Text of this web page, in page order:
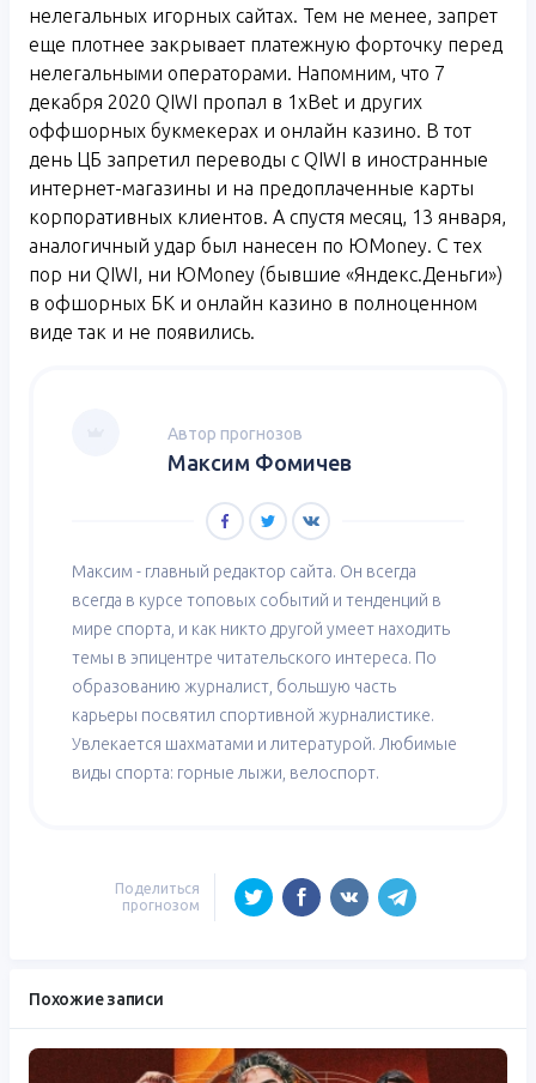
нелегальных игорных сайтах. Тем не менее, запрет
еще плотнее закрывает платежную форточку перед
нелегальными операторами. Напомним, что 7
декабря 2020 QIWI пропал в 1xBet и других
оффшорных букмекерах и онлайн казино. В тот
день ЦБ запретил переводы с QIWI в иностранные
интернет-магазины и на предоплаченные карты
корпоративных клиентов. А спустя месяц, 13 января,
аналогичный удар был нанесен по ЮMoney. С тех
пор ни QIWI, ни ЮMoney (бывшие «Яндекс.Деньги»)
в офшорных БК и онлайн казино в полноценном
виде так и не появились.
Автор прогнозов
Максим Фомичев
Максим - главный редактор сайта. Он всегда
всегда в курсе топовых событий и тенденций в
мире спорта, и как никто другой умеет находить
темы в эпицентре читательского интереса. По
образованию журналист, большую часть
карьеры посвятил спортивной журналистике.
Увлекается шахматами и литературой. Любимые
виды спорта: горные лыжи, велоспорт.
Поделиться
прогнозом
Похожие записи